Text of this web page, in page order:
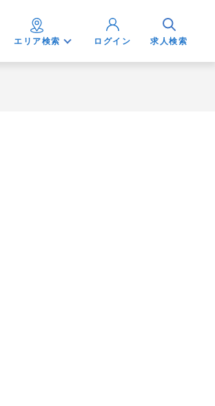
エリア検索 ログイン 求人検索